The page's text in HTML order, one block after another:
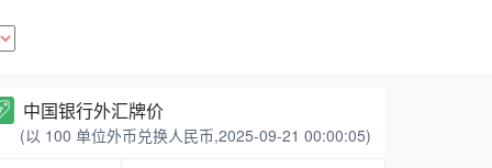
中国银行外汇牌价
(以 100 单位外币兑换人民币,2025-09-21 00:00:05)